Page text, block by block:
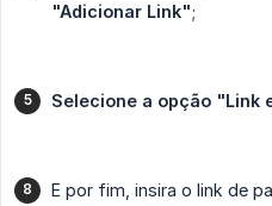
"Adicionar Link";
Selecione a opção "Link
E por fim, insira o link de